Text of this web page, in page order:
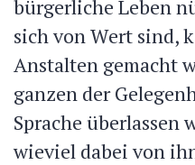
bürgerliche Leben
sich von Wert sind,
Anstalten gemacht
ganzen der
Sprache überlassen
wieviel dabei von